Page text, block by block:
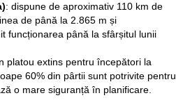
: dispune de aproximativ 110 km de
de până la 2.865 m și
funcționarea până la sfârșitul lunii
platou extins pentru începători la
60% din pârtii sunt potrivite pentru
o mare siguranță în planificare.